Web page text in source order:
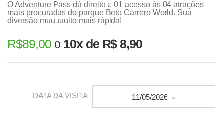
O Adventure Pass dá direito a 01 acesso às 04 atrações
mais procuradas do parque Beto Carrero World. Sua
diversão muuuuuito mais rápida!
R$89,00 o 10x de R$ 8,90
DATA DA VISITA 11/05/2026